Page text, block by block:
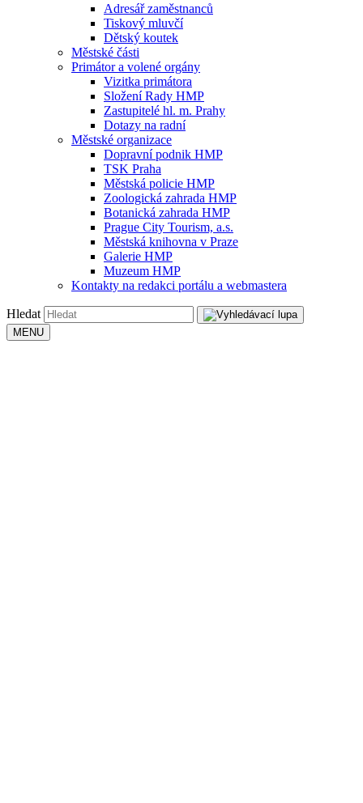
Adresář zaměstnanců
Tiskový mluvčí
Dětský koutek
Městské části
Primátor a volené orgány
Vizitka primátora
Složení Rady HMP
Zastupitelé hl. m. Prahy
Dotazy na radní
Městské organizace
Dopravní podnik HMP
TSK Praha
Městská policie HMP
Zoologická zahrada HMP
Botanická zahrada HMP
Prague City Tourism, a.s.
Městská knihovna v Praze
Galerie HMP
Muzeum HMP
Kontakty na redakci portálu a webmastera
Hledat
MENU